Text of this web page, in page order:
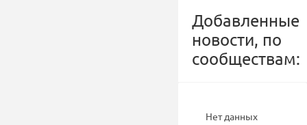
Добавленные
новости, по
сообществам:
Нет данных